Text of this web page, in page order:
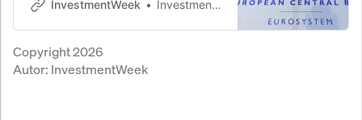
2022 die aktuelle Geldpolitik prägt.
InvestmentWeek InvestmentWeek
Copyright 2026
Autor: InvestmentWeek